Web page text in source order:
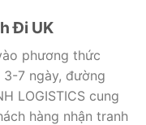
Đi UK
phương thức
7 ngày, đường
LOGISTICS cung
hàng nhận tranh